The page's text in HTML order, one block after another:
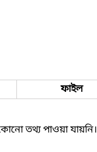
ফাইল
তথ্য পাওয়া যায়নি।